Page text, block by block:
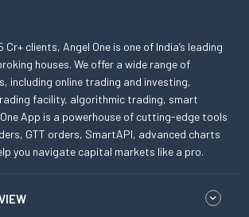
Cr+ clients, Angel One is one of India’s leading
houses. We offer a wide range of
including online trading and investing,
facility, algorithmic trading, smart
App is a powerhouse of cutting-edge tools
GTT orders, SmartAPI, advanced charts
you navigate capital markets like a pro.